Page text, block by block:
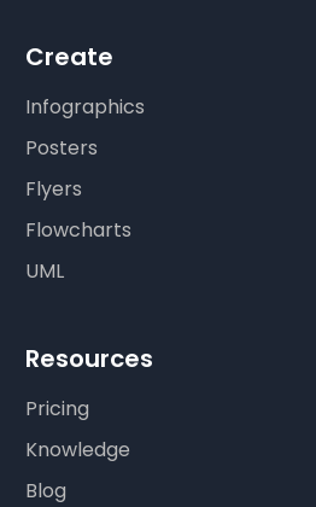
Create
Infographics
Posters
Flyers
Flowcharts
UML
Resources
Pricing
Knowledge
Blog